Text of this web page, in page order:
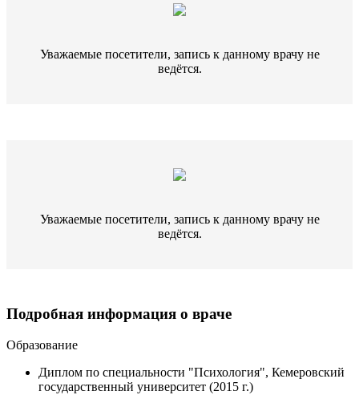
Уважаемые посетители, запись к данному врачу не
ведётся.
Уважаемые посетители, запись к данному врачу не
ведётся.
Подробная информация о враче
Образование
Диплом по специальности "Психология", Кемеровский
государственный университет (2015 г.)